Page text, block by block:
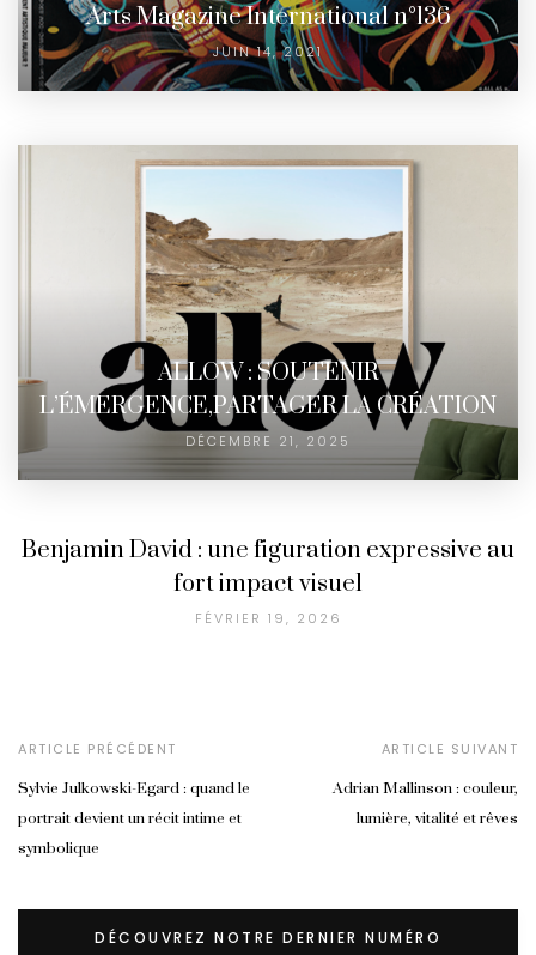
Arts Magazine International n°136
JUIN 14, 2021
ALLOW : SOUTENIR
L’ÉMERGENCE,PARTAGER LA CRÉATION
DÉCEMBRE 21, 2025
Benjamin David : une figuration expressive au
fort impact visuel
FÉVRIER 19, 2026
ARTICLE PRÉCÉDENT
Sylvie Julkowski-Egard : quand le
portrait devient un récit intime et
symbolique
ARTICLE SUIVANT
Adrian Mallinson : couleur,
lumière, vitalité et rêves
DÉCOUVREZ NOTRE DERNIER NUMÉRO